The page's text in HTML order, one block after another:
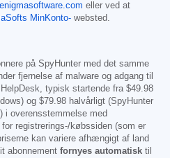
eller ved at
MinKonto- websted.
på SpyHunter med det samme
fjernelse af malware og adgang til
typisk startende fra $49.98
og $79.98 halvårligt (SpyHunter
i overensstemmelse med
registrerings-/købssiden (som er
kan variere afhængigt af land
abonnement fornyes automatisk til